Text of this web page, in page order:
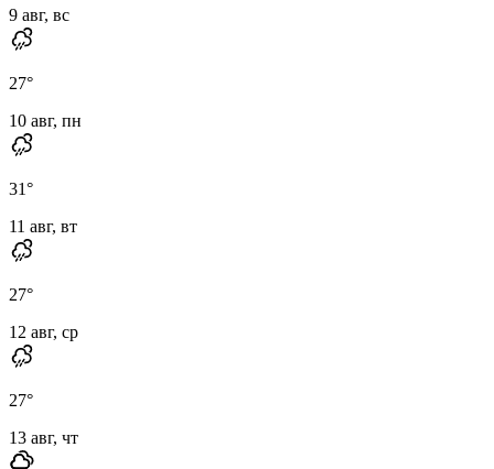
9 авг, вс
27°
10 авг, пн
31°
11 авг, вт
27°
12 авг, ср
27°
13 авг, чт